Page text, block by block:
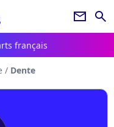
newsletter search
français
/ Dente